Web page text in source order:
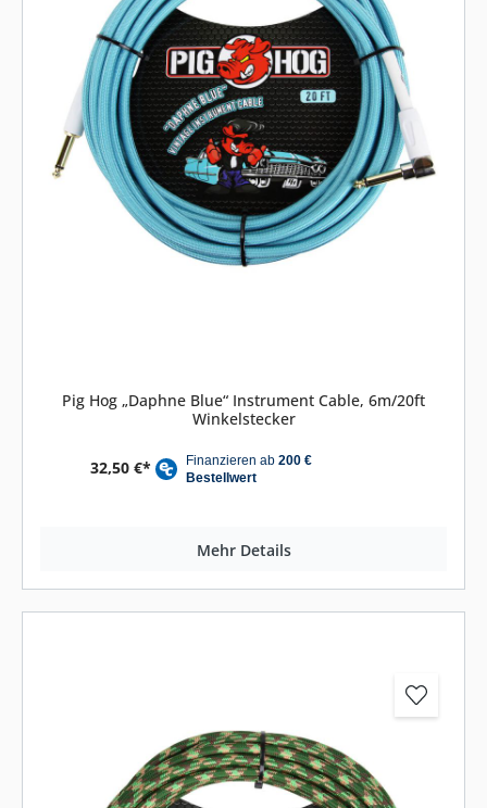
Pig Hog „Daphne Blue“ Instrument Cable, 6m/20ft
Winkelstecker
32,50 €*
Mehr Details